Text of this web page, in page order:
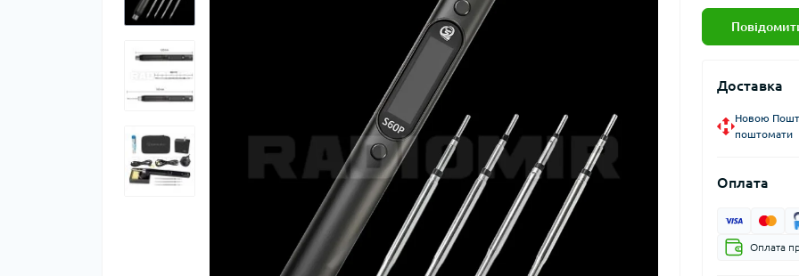
Доставка
Новою
поштомати
Оплата
Оплата